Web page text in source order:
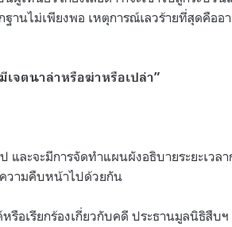
นไม่เพียงพอ เหตุการณ์เลวร้ายที่สุดคืออ
จตนาล่าหรือฆ่าหรือเปล่า”
ละจะมีการจัดทำแผนผังอธิบายระยะเวล
วามคืบหน้าไปด้วยกัน
อเรียกร้องเกี่ยวกับคดี ประธานมูลนิธิสืบฯ